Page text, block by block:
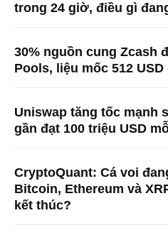
trong 24 giờ, điều gì
30% nguồn cung Zcash
Pools, liệu mốc 512
Uniswap tăng tốc mạnh
gần đạt 100 triệu USD
CryptoQuant: Cá voi
Bitcoin, Ethereum và
kết thúc?